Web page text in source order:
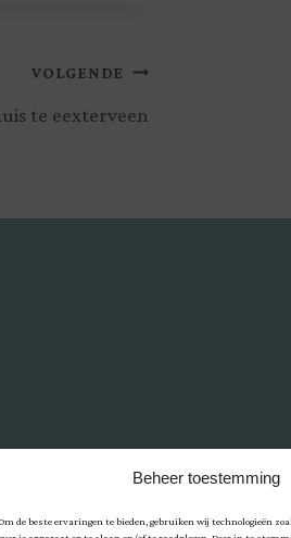
Beheer toestemming
de beste ervaringen te bieden, gebruiken wij technologieën
VOLGENDE
te eexterveen